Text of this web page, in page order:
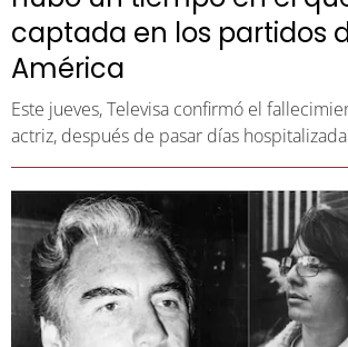
captada en los partidos
América
Este jueves, Televisa confirmó el
actriz, después de pasar días hospitalizada